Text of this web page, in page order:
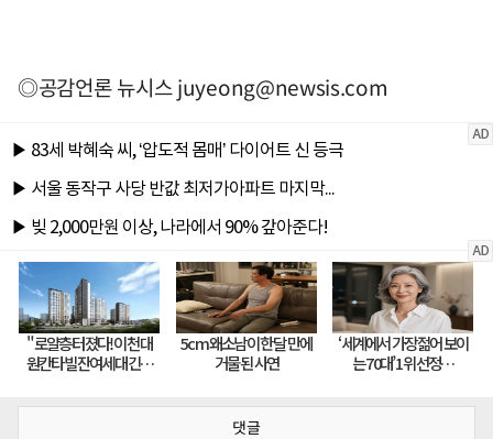
◎공감언론 뉴시스juyeong@newsis.com
댓글